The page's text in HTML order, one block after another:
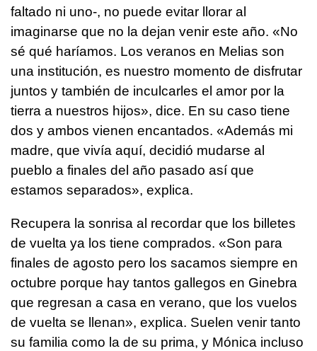
faltado ni uno-, no puede evitar llorar al
imaginarse que no la dejan venir este año. «No
sé qué haríamos. Los veranos en Melias son
una institución, es nuestro momento de disfrutar
juntos y también de inculcarles el amor por la
tierra a nuestros hijos», dice. En su caso tiene
dos y ambos vienen encantados. «Además mi
madre, que vivía aquí, decidió mudarse al
pueblo a finales del año pasado así que
estamos separados», explica.
Recupera la sonrisa al recordar que los billetes
de vuelta ya los tiene comprados. «Son para
finales de agosto pero los sacamos siempre en
octubre porque hay tantos gallegos en Ginebra
que regresan a casa en verano, que los vuelos
de vuelta se llenan», explica. Suelen venir tanto
su familia como la de su prima, y Mónica incluso